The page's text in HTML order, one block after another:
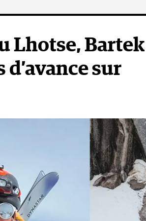
les voir
l’armée de terre indiennes n’ont pas
conditions météorologiques et
qu’elles ont passée. « Nous
en raison du manque de
est repassé devant nous et ne
« l’hélicoptère n’allait pas les
lors, elles savaient qu’elles
plus bas. Utilisant le peu de
Lhotse, Bartek
sur